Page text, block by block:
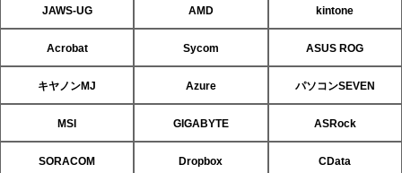
JAWS-UG AMD kintone
Acrobat Sycom ASUS ROG
キヤノンMJ Azure パソコンSEVEN
MSI GIGABYTE ASRock
SORACOM Dropbox CData